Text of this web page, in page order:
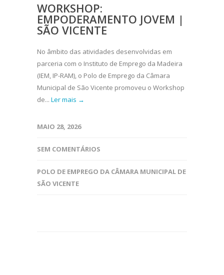
WORKSHOP:
EMPODERAMENTO JOVEM |
SÃO VICENTE
No âmbito das atividades desenvolvidas em
parceria com o Instituto de Emprego da Madeira
(IEM, IP-RAM), o Polo de Emprego da Câmara
Municipal de São Vicente promoveu o Workshop
de... Ler mais →
MAIO 28, 2026
SEM COMENTÁRIOS
POLO DE EMPREGO DA CÂMARA MUNICIPAL DE
SÃO VICENTE